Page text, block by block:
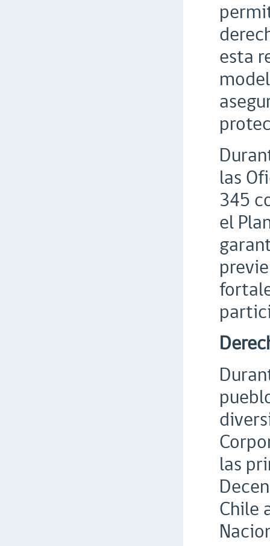
esta
las
345
el
las
Chile